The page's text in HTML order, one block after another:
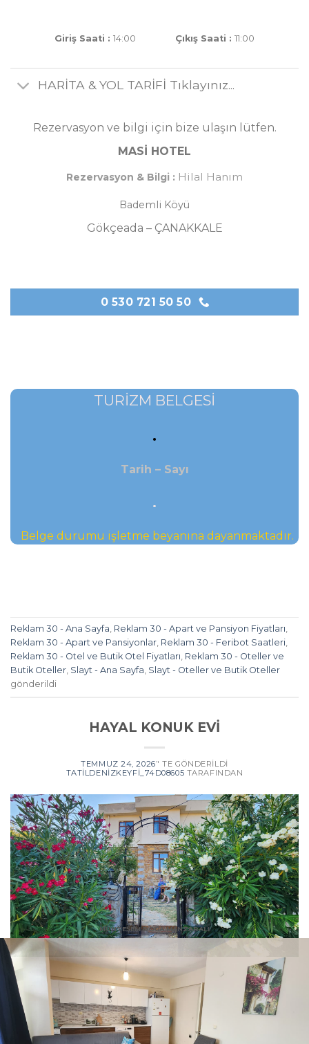
Giriş Saati : 14:00 Çıkış Saati : 11:00
HARİTA & YOL TARİFİ Tıklayınız...
Rezervasyon ve bilgi için bize ulaşın lütfen.
MASİ HOTEL
Rezervasyon & Bilgi : Hilal Hanım
Bademli Köyü
Gökçeada – ÇANAKKALE
0 530 721 50 50
TURİZM BELGESİ
.
Tarih – Sayı
.
Belge durumu işletme beyanına dayanmaktadır.
Reklam 30 - Ana Sayfa Reklam 30 - Apart ve Pansiyon Fiyatları
Reklam 30 - Apart ve Pansiyonlar Reklam 30 - Feribot Saatleri
Reklam 30 - Otel ve Butik Otel Fiyatları Reklam 30 - Oteller ve
Butik Oteller Slayt - Ana Sayfa Slayt - Oteller ve Butik Oteller
gönderildi
HAYAL KONUK EVİ
TEMMUZ 24, 2026’' TE GÖNDERILDI
TATILDENIZKEYFI_74D08605 TARAFINDAN
MUHTEŞEM DOĞA MANZARALI